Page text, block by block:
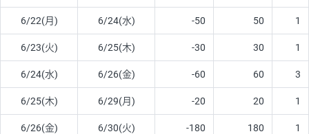
6/22(月) 6/24(水) -50 50 1
6/23(火) 6/25(木) -30 30 1
6/24(水) 6/26(金) -60 60 3
6/25(木) 6/29(月) -20 20 1
6/26(金) 6/30(火) -180 180 1